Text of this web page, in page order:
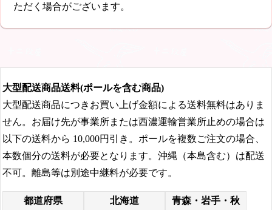
ただく場合がございます。
大型配送商品送料(ポールを含む商品)
大型配送商品につきお買い上げ金額による送料無料はありま
せん。お届け先が事業所または西濃運輸営業所止めの場合は
以下の送料から 10,000円 引き。ポールを複数ご注文の場合、
本数個分の送料が必要となります。沖縄（本島含む）は配送
不可。離島等は別途中継料が必要です。
都道府県 北海道
青森・岩手・秋